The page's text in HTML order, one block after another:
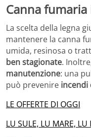
Canna
La scelta della legna
mantenere la canna
umida, resinosa o
ben stagionate.
manutenzione: una
può prevenire incendi
LE OFFERTE DI OGGI
LU SULE, LU MARE, LU